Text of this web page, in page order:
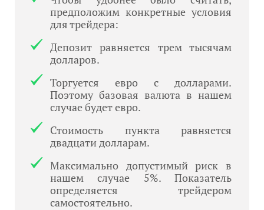
предположим конкретные условия
для трейдера:
Депозит равняется трем тысячам
долларов.
Торгуется евро с долларами.
Поэтому базовая валюта в нашем
случае будет евро.
Стоимость пункта равняется
двадцати долларам.
Максимально допустимый риск в
нашем случае 5%. Показатель
определяется трейдером
самостоятельно.